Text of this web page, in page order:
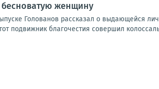
женщину
Голованов рассказал о выдающейся
подвижник благочестия совершил